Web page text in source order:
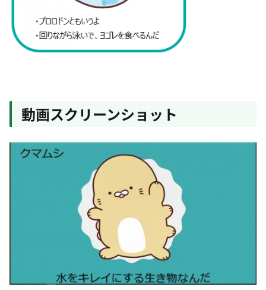
動画スクリーンショット